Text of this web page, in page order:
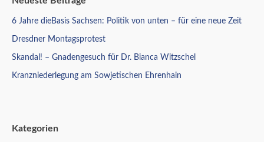
6 Jahre dieBasis Sachsen: Politik von unten – für eine neue Zeit
Dresdner Montagsprotest
Skandal! – Gnadengesuch für Dr. Bianca Witzschel
Kranzniederlegung am Sowjetischen Ehrenhain
Kategorien